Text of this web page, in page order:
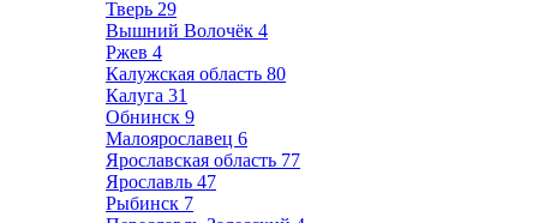
Тверь 29
Вышний Волочёк 4
Ржев 4
Калужская область 80
Калуга 31
Обнинск 9
Малоярославец 6
Ярославская область 77
Ярославль 47
Рыбинск 7